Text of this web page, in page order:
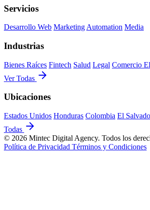
Servicios
Desarrollo Web Marketing Automation Media
Industrias
Bienes Raíces Fintech Salud Legal Comercio
Ver Todas
Ubicaciones
Estados Unidos Honduras Colombia El
Todas
© 2026 Mintec Digital Agency. Todos los
Política de Privacidad Términos y Condiciones